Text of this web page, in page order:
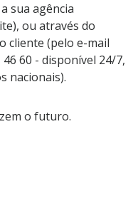
sua agência
ou através do
cliente (pelo e-mail
60 - disponível 24/7,
nacionais).
o futuro.